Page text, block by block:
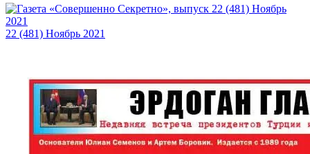
22 (481) Ноябрь 2021